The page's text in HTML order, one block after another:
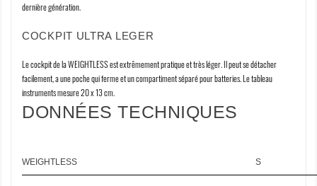
dernière génération.
COCKPIT ULTRA LEGER
Le cockpit de la WEIGHTLESS est extrêmement pratique et très léger. Il peut se détacher
facilement, a une poche qui ferme et un compartiment séparé pour batteries. Le tableau
instruments mesure 20 x 13 cm.
DONNÉES TECHNIQUES
WEIGHTLESS S